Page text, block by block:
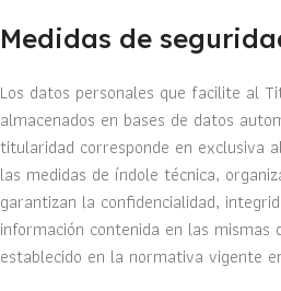
Medidas de
Los datos personales que facilite al
almacenados en bases de datos
titularidad corresponde en exclusiva
las medidas de índole técnica,
garantizan la confidencialidad,
información contenida en las mismas
establecido en la normativa vigente